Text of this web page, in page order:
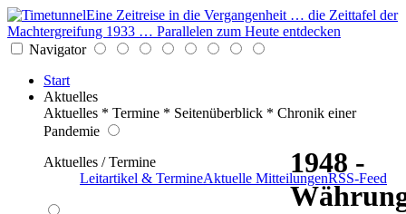
Eine Zeitreise in die Vergangenheit … die Zeittafel der
Machtergreifung 1933 … Parallelen zum Heute entdecken
Navigator
Start
Aktuelles
Aktuelles * Termine * Seitenüberblick * Chronik einer
Pandemie
Aktuelles / Termine
Leitartikel & TermineAktuelle MitteilungenRSS-Feed
1948 -